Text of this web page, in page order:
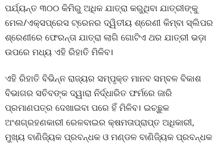
ପର୍ଯ୍ୟନ୍ତ ୩୦୦ କିମିରୁ ଅଧିକ ଯାତ୍ରା କରୁଥିବା ଯାତ୍ରୀଙ୍କୁ
ମେଲ/ଏକ୍ସପ୍ରେସ ଟ୍ରେନର ଦ୍ୱିତୀୟ ଶ୍ରେଣୀ କିମ୍ବା ସ୍ଲିପର
ଶ୍ରେଣୀରେ ଫେରନ୍ତା ଯାତ୍ରା ଲାଗି ଗୋଟିଏ ଥର ଯାତ୍ରୀ ଭଡ଼ା
ଉପରେ ମଧ୍ୟ ଏହି ରିହାତି ମିଳିବ।
ଏହି ରିହାତି ବିଭିନ୍ନ ରାଜ୍ୟର ସମ୍ପୃକ୍ତ ମାନବ ସମ୍ବଳ ବିକାଶ
ବିଭାଗର ସଚିବଙ୍କ ଦ୍ୱାରା ନିର୍ଦ୍ଧାରିତ ଫର୍ମରେ ଜାରି
ପ୍ରମାଣପତ୍ର ଦେଖାଇବା ପରେ ହିଁ ମିଳିବ। ଇଚ୍ଛୁକ
ଅଂଶଗ୍ରହଣକାରୀ ରେଳବାଇର କ୍ଷମତାପ୍ରାପ୍ତ ଅଧିକାରୀ,
ମୁଖ୍ୟ ବାଣିଜ୍ୟିକ ପ୍ରବନ୍ଧକ ଓ ମଣ୍ଡଳ ବାଣିଜ୍ୟିକ ପ୍ରବନ୍ଧକ